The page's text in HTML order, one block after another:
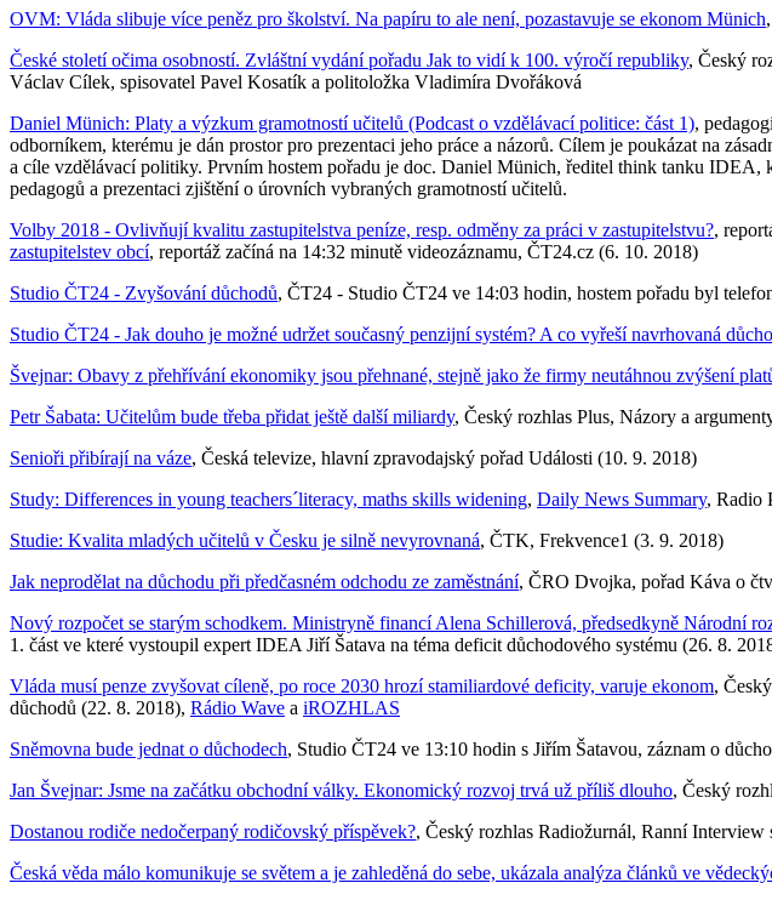
OVM: Vláda slibuje více peněz pro školství. Na papíru to ale není, pozastavuje se ekonom Münich
České století očima osobností. Zvláštní vydání pořadu Jak to vidí k 100. výročí republiky, Český
Václav Cílek, spisovatel Pavel Kosatík a politoložka Vladimíra Dvořáková
Daniel Münich: Platy a výzkum gramotností učitelů (Podcast o vzdělávací politice: část 1),
odborníkem, kterému je dán prostor pro prezentaci jeho práce a názorů. Cílem je poukázat na
a cíle vzdělávací politiky. Prvním hostem pořadu je doc. Daniel Münich, ředitel think tanku
pedagogů a prezentaci zjištění o úrovních vybraných gramotností učitelů.
Volby 2018 - Ovlivňují kvalitu zastupitelstva peníze, resp. odměny za práci v zastupitelstvu?,
zastupitelstev obcí, reportáž začíná na 14:32 minutě videozáznamu, ČT24.cz (6. 10. 2018)
Studio ČT24 - Zvyšování důchodů, ČT24 - Studio ČT24 ve 14:03 hodin, hostem pořadu byl
Studio ČT24 - Jak douho je možné udržet současný penzijní systém? A co vyřeší navrhovaná
Švejnar: Obavy z přehřívání ekonomiky jsou přehnané, stejně jako že firmy neutáhnou zvýšení
Petr Šabata: Učitelům bude třeba přidat ještě další miliardy, Český rozhlas Plus, Názory a
Senioři přibírají na váze, Česká televize, hlavní zpravodajský pořad Události (10. 9. 2018)
Study: Differences in young teachers´literacy, maths skills widening, Daily News Summary, Radio
Studie: Kvalita mladých učitelů v Česku je silně nevyrovnaná, ČTK, Frekvence1 (3. 9. 2018)
Jak neprodělat na důchodu při předčasném odchodu ze zaměstnání, ČRO Dvojka, pořad Káva o
Nový rozpočet se starým schodkem. Ministryně financí Alena Schillerová, předsedkyně Národní
1. část ve které vystoupil expert IDEA Jiří Šatava na téma deficit důchodového systému (26. 8.
Vláda musí penze zvyšovat cíleně, po roce 2030 hrozí stamiliardové deficity, varuje ekonom,
důchodů (22. 8. 2018), Rádio Wave a iROZHLAS
Sněmovna bude jednat o důchodech, Studio ČT24 ve 13:10 hodin s Jiřím Šatavou, záznam o
Jan Švejnar: Jsme na začátku obchodní války. Ekonomický rozvoj trvá už příliš dlouho, Český
Dostanou rodiče nedočerpaný rodičovský příspěvek?, Český rozhlas Radiožurnál, Ranní
Česká věda málo komunikuje se světem a je zahleděná do sebe, ukázala analýza článků ve